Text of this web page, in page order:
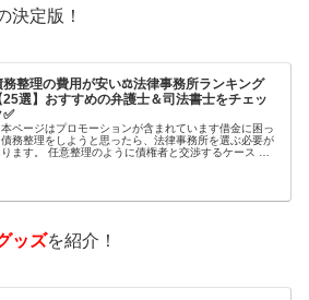
決定版！
務整理の費用が安い⚖️法律事務所ランキング
25選】おすすめの弁護士＆司法書士をチェッ
✅
ページはプロモーションが含まれています借金に困っ
務整理をしようと思ったら、法律事務所を選ぶ必要が
ります。 任意整理のように債権者と交渉するケース 自
ッズを紹介！